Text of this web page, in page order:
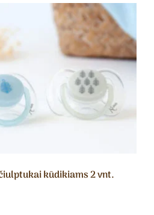
kūdikiams 2 vnt.